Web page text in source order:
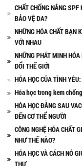
CHẤT CHỐNG NẮNG
BẢO VỆ DA?
NHỮNG HÓA CHẤT BẠN
VỚI NHAU
NHỮNG PHÁT MINH
ĐỔI THẾ GIỚI
HÓA HỌC CỦA TÌNH
Hóa học trong kem
HÓA HỌC ĐẰNG SAU
ĐẾN CƠ THỂ NGƯỜI
CÔNG NGHỆ HÓA CHẤT
NHƯ THẾ NÀO?
HÓA HỌC VÀ CÁCH NÓ
THƯ